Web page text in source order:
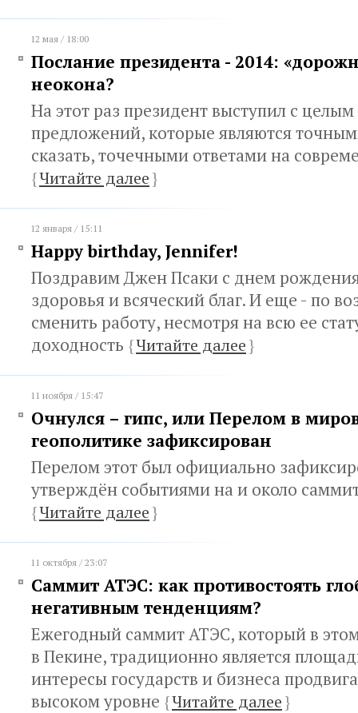
12 мая / 18:00
Послание президента - 2014:
неокона?
На этот раз президент выступил с
предложений, которые являются
сказать, точечными ответами на
{Читайте далее}
12 января / 15:11
Happy birthday, Jennifer!
Поздравим Джен Псаки с днем
здоровья и всяческий благ. И еще - по
сменить работу, несмотря на всю ее
доходность {Читайте далее}
11 ноября / 15:47
Очнулся – гипс, или Перелом в
геополитике зафиксирован
Перелом этот был официально
утверждён событиями на и около
{Читайте далее}
11 октября / 23:07
Саммит АТЭС: как противостоять
негативным тенденциям?
Ежегодный саммит АТЭС, который в
в Пекине, традиционно является
интересы государств и бизнеса
высоком уровне {Читайте далее}